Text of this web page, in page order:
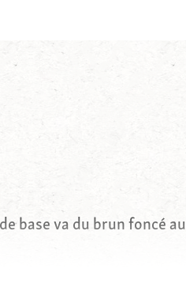
base va du brun foncé au